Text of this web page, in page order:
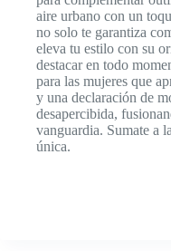
aire urbano con un
no solo te garantiza
eleva tu estilo con su
destacar en todo
para las mujeres que
y una declaración de
desapercibida,
vanguardia. Sumate a
única.